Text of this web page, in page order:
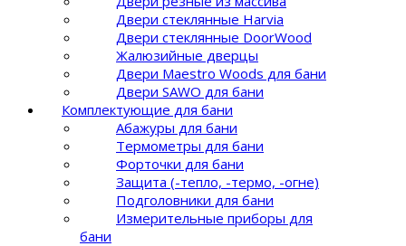
Двери стеклянные Harvia
Двери стеклянные DoorWood
Жалюзийные дверцы
Двери Maestro Woods для бани
Двери SAWO для бани
Комплектующие для бани
Абажуры для бани
Термометры для бани
Форточки для бани
Защита (-тепло, -термо, -огне)
Подголовники для бани
Измерительные приборы для
бани